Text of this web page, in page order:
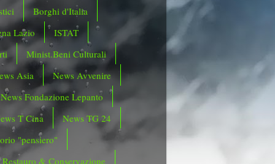
Borghi d'Italia
Lazio
ISTAT
Minist.Beni Culturali
Asia
News Avvenire
News Fondazione Lepanto
T Cina
News TG 24
"pensiero"
Restauro & Conservazione